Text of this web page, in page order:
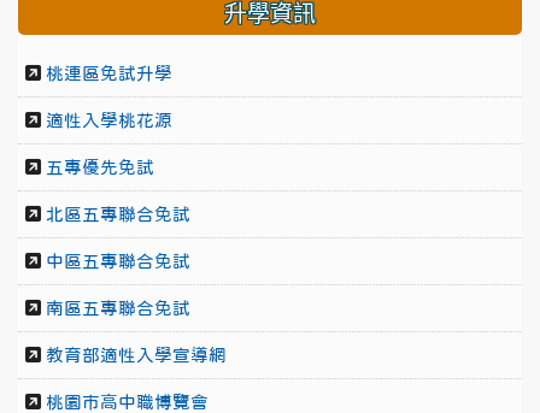
升學資訊
桃連區免試升學
適性入學桃花源
五專優先免試
北區五專聯合免試
中區五專聯合免試
南區五專聯合免試
教育部適性入學宣導網
桃園市高中職博覽會